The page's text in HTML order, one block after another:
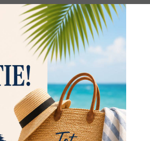
Collection